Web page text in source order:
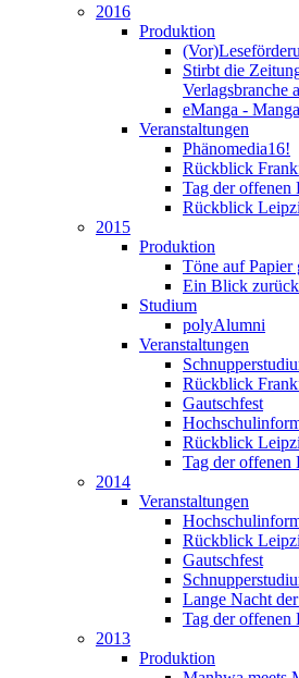
2016
Produktion
Stirbt die
Verlagsbranche
eManga -
Veranstaltungen
Phänomedia16!
Rückblick
Tag der offenen
Rückblick
2015
Produktion
Töne auf Papier
Ein Blick
Studium
polyAlumni
Veranstaltungen
Rückblick
Gautschfest
Rückblick
Tag der offenen
2014
Veranstaltungen
Rückblick
Gautschfest
Lange Nacht
Tag der offenen
2013
Produktion